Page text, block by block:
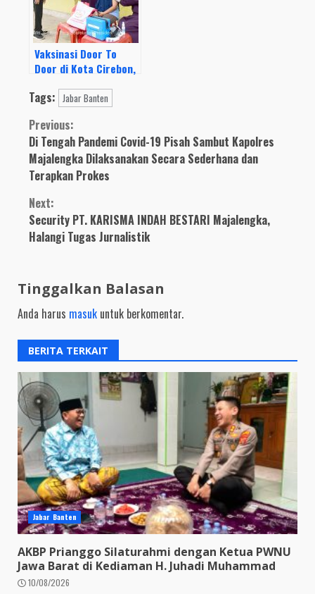
Vaksinasi Door To
Door di Kota Cirebon,
Sistem Jemput Bola
Percepatan Vaksinasi
Tags: Jabar Banten
Continue
Reading
Previous:
Di Tengah Pandemi Covid-19 Pisah Sambut Kapolres
Majalengka Dilaksanakan Secara Sederhana dan
Terapkan Prokes
Next:
Security PT. KARISMA INDAH BESTARI Majalengka,
Halangi Tugas Jurnalistik
Tinggalkan Balasan
Anda harus masuk untuk berkomentar.
BERITA TERKAIT
Jabar Banten
AKBP Prianggo Silaturahmi dengan Ketua PWNU
Jawa Barat di Kediaman H. Juhadi Muhammad
10/08/2026